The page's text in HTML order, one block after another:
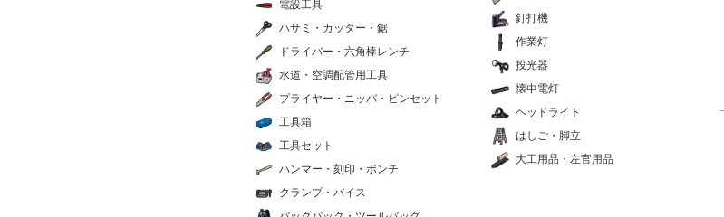
電設工具
ハサミ・カッター・鋸
ドライバー・六角棒レンチ
水道・空調配管用工具
プライヤー・ニッパ・ピンセット
工具箱
工具セット
ハンマー・刻印・ポンチ
クランプ・バイス
釘打機
作業灯
投光器
懐中電灯
ヘッドライト
はしご・脚立
大工用品・左官用品